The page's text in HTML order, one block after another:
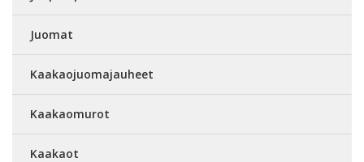
Juomat
Kaakaojuomajauheet
Kaakaomurot
Kaakaot